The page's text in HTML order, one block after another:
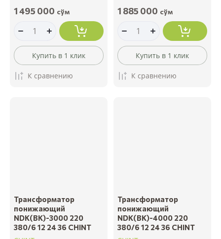
1 495 000 сўм
Купить в 1 клик
К сравнению
1 885 000 сўм
Купить в 1 клик
К сравнению
Трансформатор
понижающий
NDK(BK)-3000 220
380/6 12 24 36 CHINT
Трансформатор
понижающий
NDK(BK)-4000 220
380/6 12 24 36 CHINT